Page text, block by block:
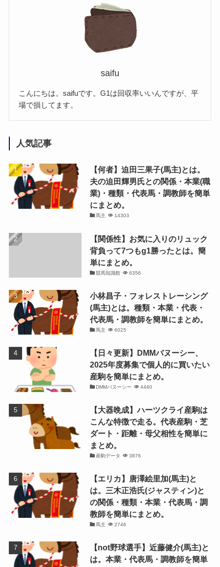
saifu
こんにちは。saifuです。G1は回収率いいんですが、平
場で損してます。
人気記事
【何者】迫田三果子(馬主)とは。
夫の迫田輝男氏との関係・本業(職
業)・種類・代表馬・調教師を簡単
にまとめ。
馬主 14303
【関係性】お気に入りのリュック
背負って7つもg1勝ったとは。簡
単にまとめ。
競馬知識館 6356
小林昌子・フォレストレーシング
(馬主)とは。種類・本業・代表・
代表馬・調教師を簡単にまとめ。
馬主 6025
【日々更新】DMMバヌーシー、
2025年度募集で個人的に買いたい
産駒を簡単にまとめ。
DMMバヌーシー 4440
【大器晩成】ハーツクライ産駒は
こんな特徴で走る。代表産駒・芝
ダート・距離・母父相性を簡単に
まとめ。
産駒データ 3876
【エリカ】唐澤絵里加(馬主)と
は。三木正浩氏(ジャスティン)と
の関係・種類・本業・代表馬・調
教師を簡単にまとめ。
馬主 2746
【not野球選手】近藤健介(馬主)と
は。本業・代表馬・調教師を簡単